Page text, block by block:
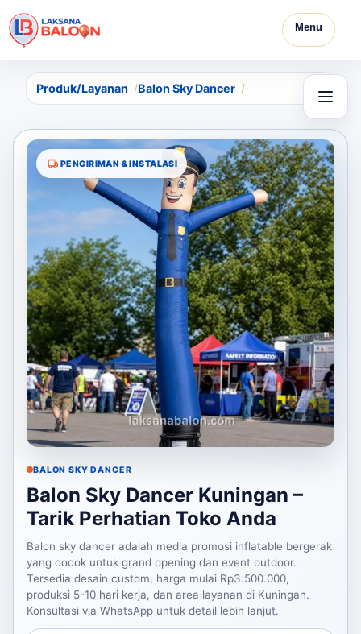
Menu
Produk/Layanan Balon Sky Dancer
PENGIRIMAN & INSTALASI
BALON SKY DANCER
Balon Sky Dancer Kuningan –
Tarik Perhatian Toko Anda
Balon sky dancer adalah media promosi inflatable bergerak
yang cocok untuk grand opening dan event outdoor.
Tersedia desain custom, harga mulai Rp3.500.000,
produksi 5-10 hari kerja, dan area layanan di Kuningan.
Konsultasi via WhatsApp untuk detail lebih lanjut.